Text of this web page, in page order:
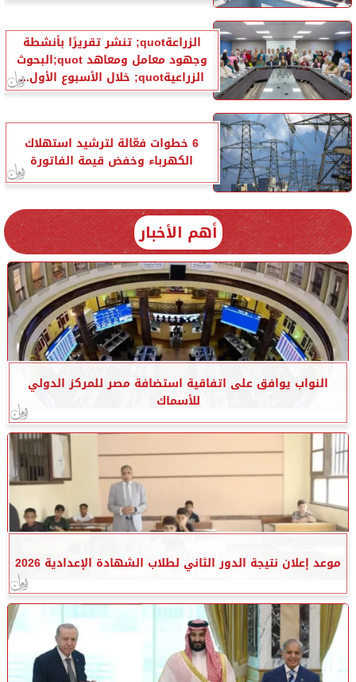
الزراعةquot; تنشر تقريرًا بأنشطة
وجهود معامل ومعاهد quot;البحوث
الزراعيةquot; خلال الأسبوع الأول...
6 خطوات فعّالة لترشيد استهلاك
الكهرباء وخفض قيمة الفاتورة
أهم الأخبار
النواب يوافق على اتفاقية استضافة مصر للمركز الدولي
للأسماك
موعد إعلان نتيجة الدور الثاني لطلاب الشهادة الإعدادية 2026